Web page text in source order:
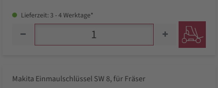
Lieferzeit: 3 - 4 Werktage*
Makita Einmaulschlüssel SW 8, für Fräser